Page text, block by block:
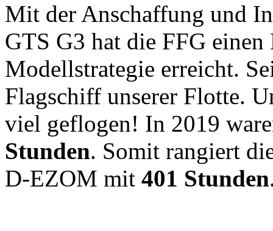
Mit der Anschaffung und
GTS G3 hat die FFG
Modellstrategie erreicht.
Flagschiff unserer Flotte.
viel geflogen! In 2019
Stunden. Somit rangiert
D-EZOM mit 401 Stunden